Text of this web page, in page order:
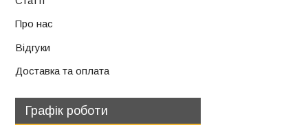
Про нас
Відгуки
Доставка та оплата
Графік роботи